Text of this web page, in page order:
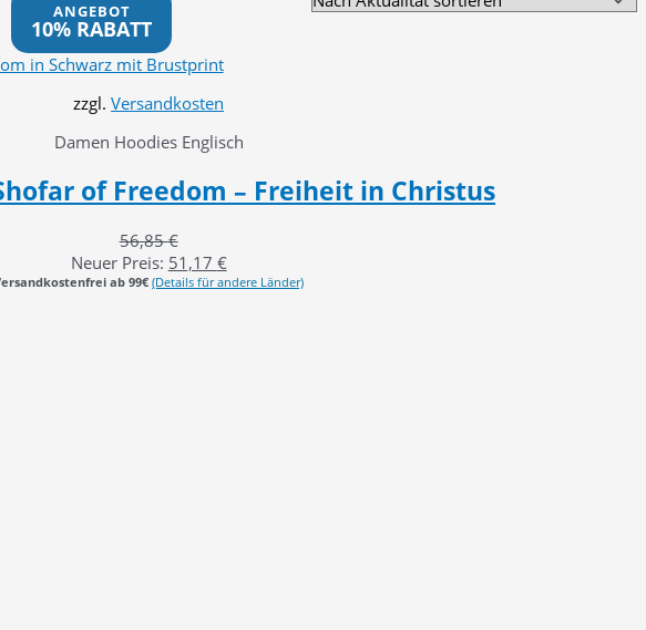
ANGEBOT
10% RABATT
zzgl.Versandkosten
Damen Hoodies Englisch
of Freedom – Freiheit in Christus
56,85€
Neuer Preis: 51,17 €
ab 99€ (Details für andere Länder)